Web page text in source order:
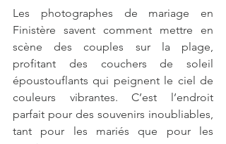
Les photographes de mariage en
Finistère savent comment mettre en
scène des couples sur la plage,
profitant des couchers de soleil
époustouflants qui peignent le ciel de
couleurs vibrantes. C’est l’endroit
parfait pour des souvenirs inoubliables,
tant pour les mariés que pour les